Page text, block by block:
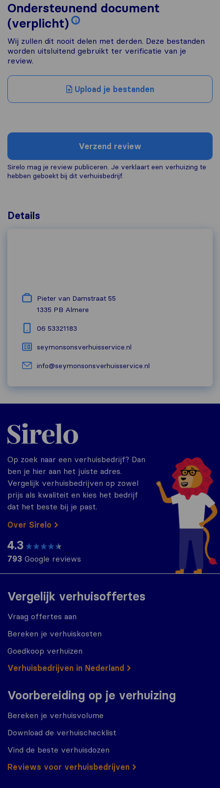
Ondersteunend document
(verplicht)
i
Wij zullen dit nooit delen met derden. Deze bestanden
worden uitsluitend gebruikt ter verificatie van je
review.
Upload je bestanden
Verzend review
Sirelo mag je review publiceren. Je verklaart een verhuizing te
hebben geboekt bij dit verhuisbedrijf.
Details
Pieter van Damstraat 55
1335 PB Almere
06 53321183
seymonsonsverhuisservice.nl
info@seymonsonsverhuisservice.nl
Vergelijk verhuisoffertes
Vraag offertes aan
Bereken je verhuiskosten
Goedkoop verhuizen
Verhuisbedrijven in Nederland
Voorbereiding op je verhuizing
Bereken je verhuisvolume
Download de verhuischecklist
Vind de beste verhuisdozen
Reviews voor verhuisbedrijven
Sirelo.nl
Op zoek naar een verhuisbedrijf? Dan
ben je hier aan het juiste adres.
Vergelijk verhuisbedrijven op zowel
prijs als kwaliteit en kies het bedrijf
dat het beste bij je past.
Over Sirelo
4.3
793 Google reviews